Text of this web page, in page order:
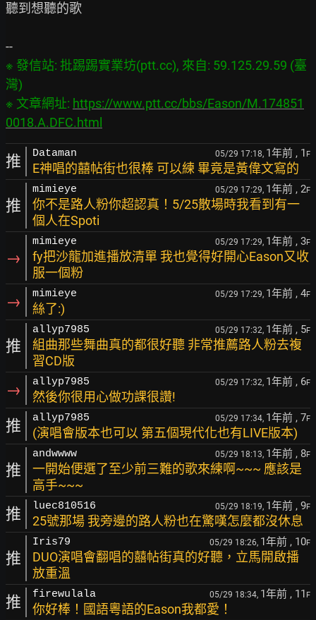
聽到想聽的歌
※ 發信站: 批踢踢實業坊(ptt.cc), 來自: 59.125.29.59 (臺
灣)
※ 文章網址: https://www.ptt.cc/bbs/Eason/M.174851
0018.A.DFC.html
推 Dataman 05/29 17:18, 1年前 , 1 F
E神唱的囍帖街也很棒 可以練 畢竟是黃偉文寫的
推
mimieye 05/29 17:29, 1年前 , 2F
你不是路人粉你超認真！5/25散場時我看到有一
個人在Spoti
→
mimieye 05/29 17:29, 1年前 , 3F
fy把沙龍加進播放清單 我也覺得好開心Eason又收
服一個粉
→ mimieye 05/29 17:29, 1年前 , 4F
絲了:)
推
allyp7985 05/29 17:32, 1年前 , 5F
組曲那些舞曲真的都很好聽 非常推薦路人粉去複
習CD版
→ allyp7985 05/29 17:32, 1年前 , 6F
然後你很用心做功課很讚!
推 allyp7985 05/29 17:34, 1年前 , 7F
(演唱會版本也可以 第五個現代化也有LIVE版本)
推
andwwww 05/29 18:13, 1年前 , 8F
一開始便選了至少前三難的歌來練啊~~~ 應該是
高手~~~
推 luec810516 05/29 18:19, 1年前 , 9F
25號那場 我旁邊的路人粉也在驚嘆怎麼都沒休息
推
Iris79 05/29 18:26, 1年前 , 10F
DUO演唱會翻唱的囍帖街真的好聽，立馬開啟播
放重溫
推 firewulala 05/29 18:34, 1年前 , 11 F
你好棒！國語粵語的Eason我都愛！